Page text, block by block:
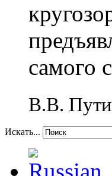
самого
В.В.
Искать...